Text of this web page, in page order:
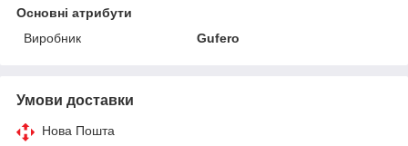
Основні атрибути
Виробник
Gufero
Умови доставки
Нова Пошта